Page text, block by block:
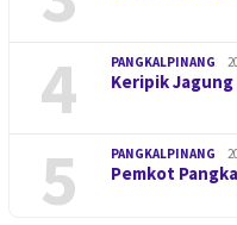
4 PANGKALPINANG
Keripik
5 PANGKALPINANG
Pemkot